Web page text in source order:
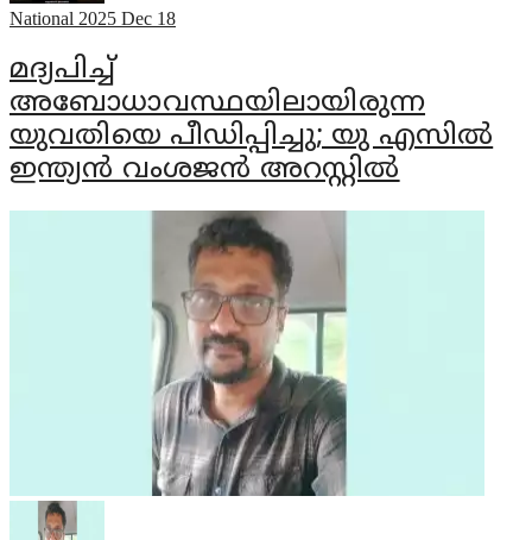
National 2025 Dec 18
മദ്യപിച്ച്
അബോധാവസ്ഥയിലായിരുന്ന
യുവതിയെ പീഡിപ്പിച്ചു; യു എസില്‍
ഇന്ത്യന്‍ വംശജന്‍ അറസ്റ്റില്‍